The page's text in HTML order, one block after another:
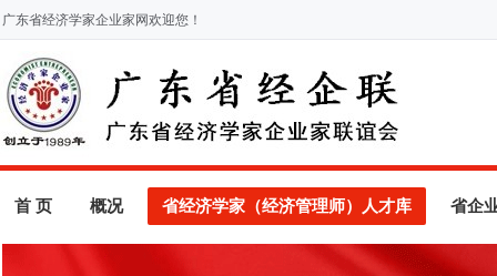
广东省经济学家企业家网欢迎您！
首 页 概况 省经济学家（经济管理师）人才库 省企